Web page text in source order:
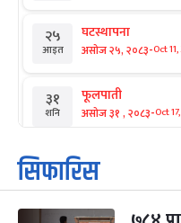
२५
आइत
घटस्थापना
असोज २५, २०८३-Oct
३१
शनि
फूलपाती
असोज ३१ , २०८३-Oct
१
आइत
कार्तिक सङ्क्रान्ति
कार्तिक १, २०८३
सिफारिस